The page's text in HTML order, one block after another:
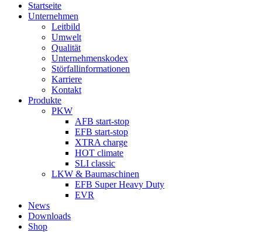
Startseite
Unternehmen
Leitbild
Umwelt
Qualität
Unternehmenskodex
Störfallinformationen
Karriere
Kontakt
Produkte
PKW
AFB start-stop
EFB start-stop
XTRA charge
HOT climate
SLI classic
LKW & Baumaschinen
EFB Super Heavy Duty
EVR
News
Downloads
Shop